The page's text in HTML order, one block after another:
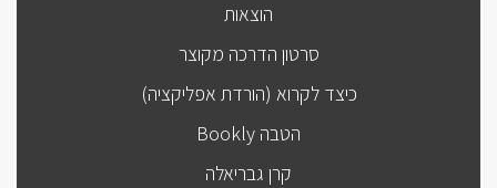
הוצאות
סרטון הדרכה מקוצר
כיצד לקרוא (הורדת אפליקציה)
הטבה Bookly
קרן גבריאלה